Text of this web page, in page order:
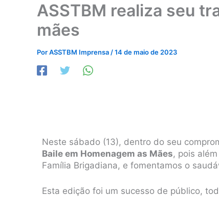
ASSTBM realiza seu
mães
PorASSTBM Imprensa /14 de maio de 2023
Neste sábado (13), dentro do seu
Baile em Homenagem as Mães, pois
Família Brigadiana, e fomentamos o
Esta edição foi um sucesso de público,